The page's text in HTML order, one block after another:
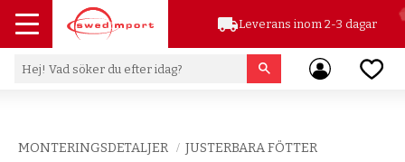
Meny
local_shippingLeverans inom 2-3 dagar
MONTERINGSDETALJER
JUSTERBARA FÖTTER